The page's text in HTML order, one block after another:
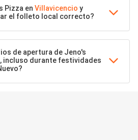
Pizza en Villavicencio y
el folleto local correcto?
de apertura de Jeno's
, incluso durante festividades